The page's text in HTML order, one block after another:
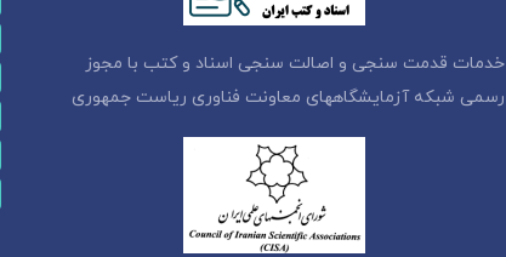
خدمات قدمت سنجی و اصالت سنجی اسناد و کتب با مجوز
رسمی شبکه آزمایشگاههای معاونت فناوری ریاست جمهوری